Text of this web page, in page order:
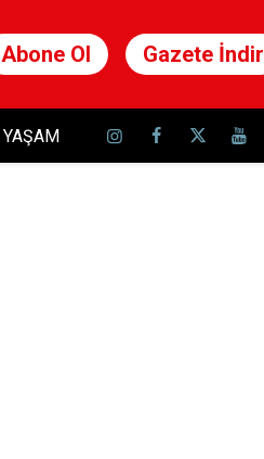
Abone Ol Gazete İndir
YAŞAM